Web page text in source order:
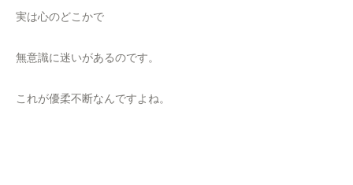
実は心のどこかで
無意識に迷いがあるのです。
これが優柔不断なんですよね。